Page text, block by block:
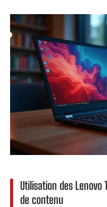
Utilisation des
de contenu